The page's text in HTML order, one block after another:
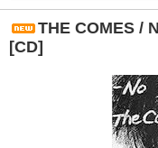
THE COMES /
[CD]